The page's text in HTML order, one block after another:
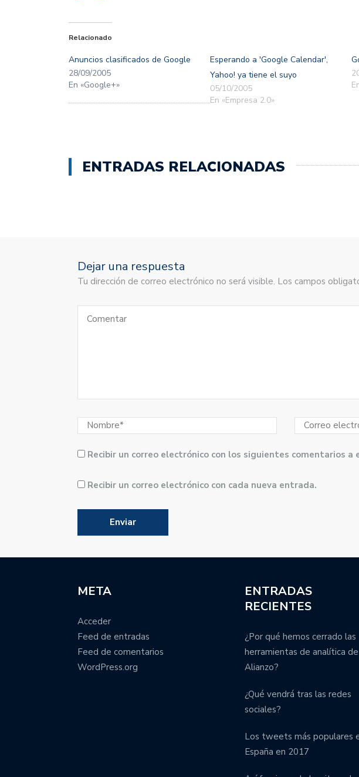
Twitter
abre
una
ventana
nueva)
Facebook
abre
una
ventana
nueva)
Relacionado
Anuncios clasificados de Google
28/09/2005
En «Google+»
Esperando a 'Google Calendar',
Yahoo! ya tiene el suyo
05/10/2005
En «Empresa 2.0»
ENTRADAS RELACIONADAS
Dejar una respuesta
Tu dirección de correo electrónico no será visible. Los campos
Recibir un correo electrónico con los siguientes comentarios a
Recibir un correo electrónico con cada nueva entrada.
META
Acceder
Feed de entradas
Feed de comentarios
WordPress.org
ENTRADAS
RECIENTES
¿Por qué hemos cerrado las
herramientas de analítica de
Alianzo?
¿Qué vendrá tras las redes
sociales?
Los tweets más populares
España en 2017